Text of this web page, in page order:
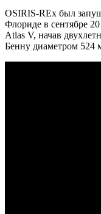
OSIRIS-REx был
Флориде в сентябре
Atlas V, начав
Бенну диаметром 524